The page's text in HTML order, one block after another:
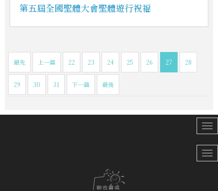
第五屆全國聖體大會聖體遊行祝福
最先 上一篇 22 23 24 25 26 27 28
29 30 31 下一篇 最後